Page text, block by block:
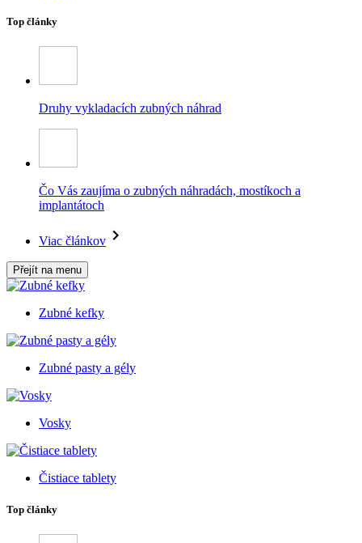
Top články
Druhy vykladacích zubných náhrad
Čo Vás zaujíma o zubných náhradách, mostíkoch a
implantátoch
Viac článkov
Přejít na menu
Zubné kefky
Zubné pasty a gély
Vosky
Čistiace tablety
Top články